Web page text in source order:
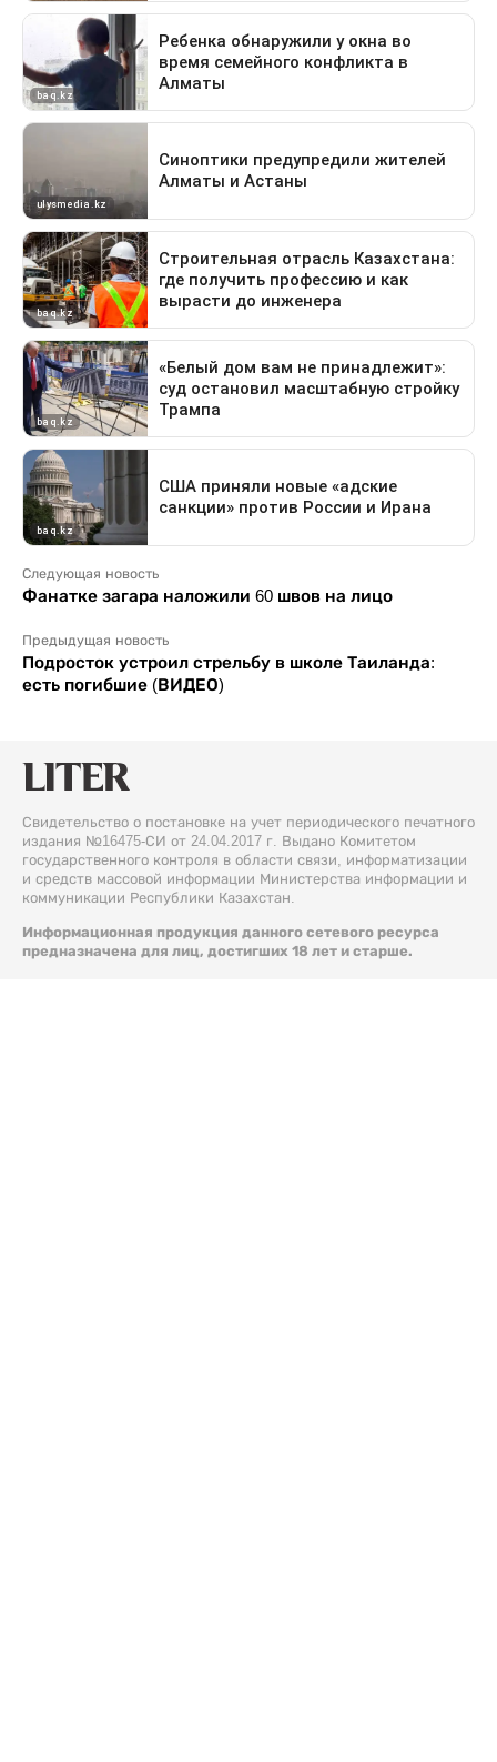
Следующая новость
Фанатке загара наложили 60 швов на лицо
Предыдущая новость
Подросток устроил стрельбу в школе Таиланда:
есть погибшие (ВИДЕО)
Свидетельство о постановке на учет периодического печатного
издания №16475-СИ от 24.04.2017 г. Выдано Комитетом
государственного контроля в области связи, информатизации
и средств массовой информации Министерства информации и
коммуникации Республики Казахстан.
Информационная продукция данного сетевого ресурса
предназначена для лиц, достигших 18 лет и старше.